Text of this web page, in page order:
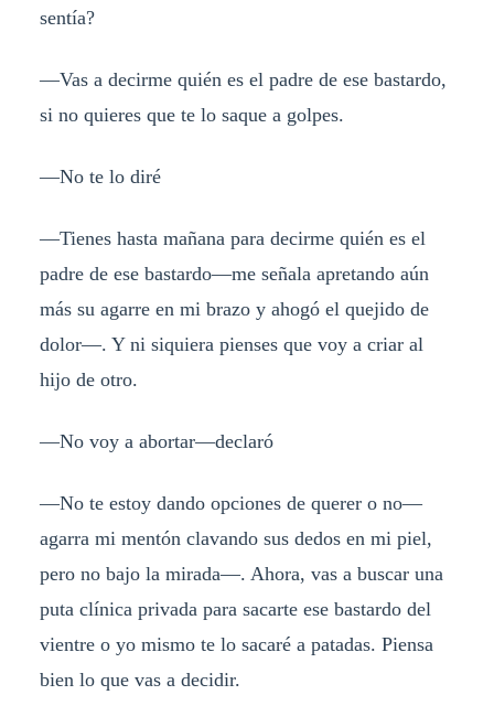
sentía?
—Vas a decirme quién es el padre de ese bastardo,
si no quieres que te lo saque a golpes.
—No te lo diré
—Tienes hasta mañana para decirme quién es el
padre de ese bastardo—me señala apretando aún
más su agarre en mi brazo y ahogó el quejido de
dolor—. Y ni siquiera pienses que voy a criar al
hijo de otro.
—No voy a abortar—declaró
—No te estoy dando opciones de querer o no—
agarra mi mentón clavando sus dedos en mi piel,
pero no bajo la mirada—. Ahora, vas a buscar una
puta clínica privada para sacarte ese bastardo del
vientre o yo mismo te lo sacaré a patadas. Piensa
bien lo que vas a decidir.